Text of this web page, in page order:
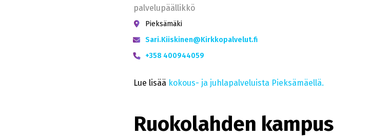
palvelupäällikkö
Pieksämäki
Sari.Kiiskinen@Kirkkopalvelut.fi
+358 400944059
Lue lisää kokous- ja juhlapalveluista Pieksämäellä.
Ruokolahden kampus